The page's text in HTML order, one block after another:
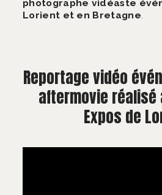
photographe vidéaste
Lorient et en Bretagne.
Reportage vidéo
aftermovie réalisé
Expos de